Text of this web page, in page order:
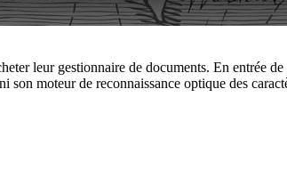
leur gestionnaire de documents. En entrée
son moteur de reconnaissance optique des